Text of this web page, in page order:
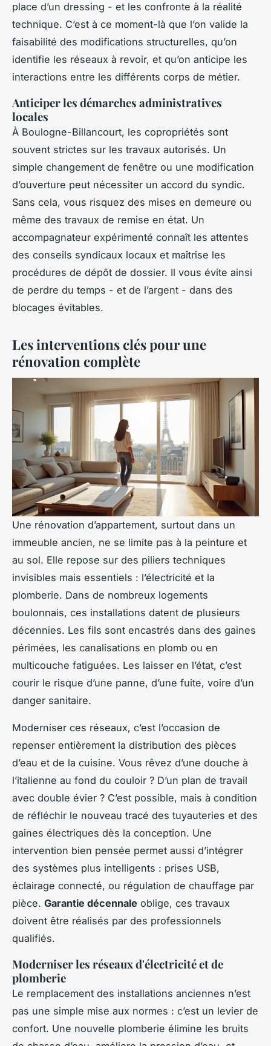
place d’un dressing - et les confronte à la réalité
technique. C’est à ce moment-là que l’on valide la
faisabilité des modifications structurelles, qu’on
identifie les réseaux à revoir, et qu’on anticipe les
interactions entre les différents corps de métier.
Anticiper les démarches administratives
locales
À Boulogne-Billancourt, les copropriétés sont
souvent strictes sur les travaux autorisés. Un
simple changement de fenêtre ou une modification
d’ouverture peut nécessiter un accord du syndic.
Sans cela, vous risquez des mises en demeure ou
même des travaux de remise en état. Un
accompagnateur expérimenté connaît les attentes
des conseils syndicaux locaux et maîtrise les
procédures de dépôt de dossier. Il vous évite ainsi
de perdre du temps - et de l’argent - dans des
blocages évitables.
Les interventions clés pour une
rénovation complète
Une rénovation d’appartement, surtout dans un
immeuble ancien, ne se limite pas à la peinture et
au sol. Elle repose sur des piliers techniques
invisibles mais essentiels : l’électricité et la
plomberie. Dans de nombreux logements
boulonnais, ces installations datent de plusieurs
décennies. Les fils sont encastrés dans des gaines
périmées, les canalisations en plomb ou en
multicouche fatiguées. Les laisser en l’état, c’est
courir le risque d’une panne, d’une fuite, voire d’un
danger sanitaire.
Moderniser ces réseaux, c’est l’occasion de
repenser entièrement la distribution des pièces
d’eau et de la cuisine. Vous rêvez d’une douche à
l’italienne au fond du couloir ? D’un plan de travail
avec double évier ? C’est possible, mais à condition
de réfléchir le nouveau tracé des tuyauteries et des
gaines électriques dès la conception. Une
intervention bien pensée permet aussi d’intégrer
des systèmes plus intelligents : prises USB,
éclairage connecté, ou régulation de chauffage par
pièce. Garantie décennale oblige, ces travaux
doivent être réalisés par des professionnels
qualifiés.
Moderniser les réseaux d'électricité et de
plomberie
Le remplacement des installations anciennes n’est
pas une simple mise aux normes : c’est un levier de
confort. Une nouvelle plomberie élimine les bruits